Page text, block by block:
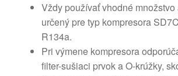
Vždy používať vhodné
určený pre typ kompresora
R134a.
Pri výmene kompresora
filter-sušiaci prvok a O-krúžky,